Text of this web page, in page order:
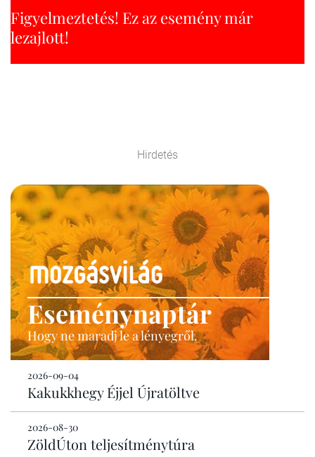
Figyelmeztetés! Ez az esemény már
lezajlott!
Hirdetés
Eseménynaptár
Hogy ne maradj le a lényegről.
2026-09-04
Kakukkhegy Éjjel Újratöltve
2026-08-30
ZöldÚton teljesítménytúra